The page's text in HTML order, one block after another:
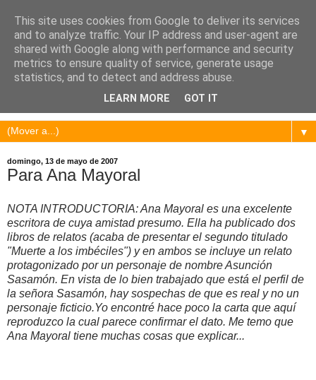
▼
domingo, 13 de mayo de 2007
Para Ana Mayoral
NOTA INTRODUCTORIA: Ana Mayoral es una excelente
escritora de cuya amistad presumo. Ella ha publicado dos
libros de relatos (acaba de presentar el segundo titulado
"Muerte a los imbéciles") y en ambos se incluye un relato
protagonizado por un personaje de nombre Asunción
Sasamón. En vista de lo bien trabajado que está el perfil de
la señora Sasamón, hay sospechas de que es real y no un
personaje ficticio.Yo encontré hace poco la carta que aquí
reproduzco la cual parece confirmar el dato. Me temo que
Ana Mayoral tiene muchas cosas que explicar...
This site uses cookies from Google to deliver its services
and to analyze traffic. Your IP address and user-agent are
shared with Google along with performance and security
metrics to ensure quality of service, generate usage
statistics, and to detect and address abuse.
LEARN MORE GOT IT